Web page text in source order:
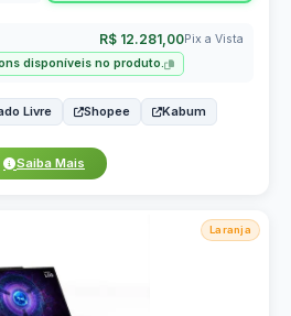
R$ 12.281,00Pix a Vista
disponíveis no produto.
Livre Shopee Kabum
Saiba Mais
Laranja